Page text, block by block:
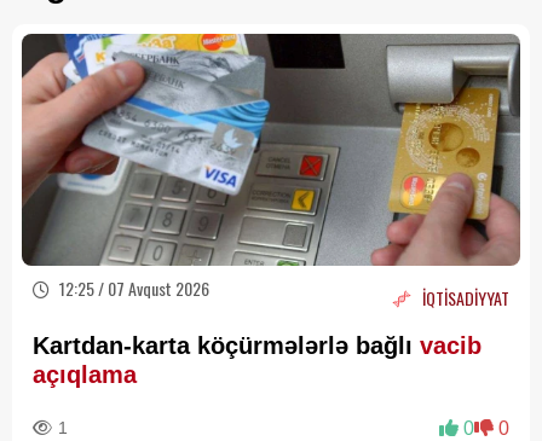
12:25 / 07 Avqust 2026 İQTİSADİYYAT
Kartdan-karta köçürmələrlə bağlı vacib
açıqlama
1 0 0